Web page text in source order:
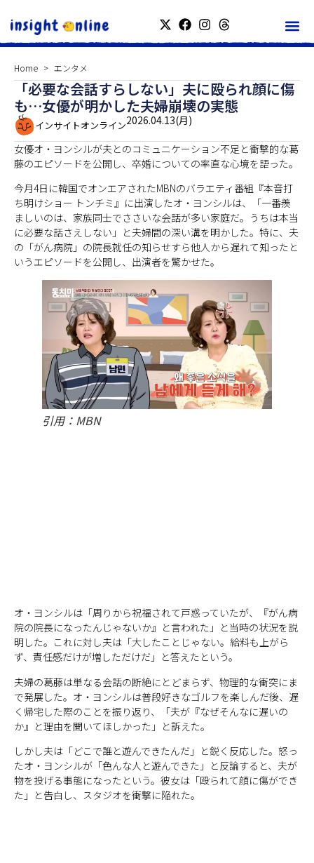
Home エンタメ
「必要な会話すらしない」夫に殴られ顔に傷
も…女優が明かした夫婦崩壊の実態
インサイトオンライン2026.04.13(月)
女優オ・ヨンシルが夫とのコミュニケーション不足と衝撃的な葛
藤のエピソードを公開し、卒婚についての率直な心境を語った。
今月4日に韓国でオンエアされたMBNのバラエティ番組『本音打
ち明けショー トンチミ』に出演したオ・ヨンシルは、「一番羨
ましいのは、家族同士でささいな会話が多い家庭だ。うちは本当
に必要な話さえしない」と夫婦間の深い溝を明かした。特に、夫
の「がん病院」の院長就任の知らせすら他人から遅れて知ったと
いうエピソードを公開し、出演者を驚かせた。
引用：MBN
オ・ヨンシルは「周りから祝福されて戸惑っていたが、『がん病
院の院長になったんじゃないか』と言われた」と当時の状況を説
明した。これに対し夫は「大したことじゃない。給料も上がら
ず、責任感だけが増しただけだ」と答えたという。
夫婦の葛藤は単なる会話の断絶にとどまらず、物理的な衝突にま
で発展した。オ・ヨンシルは普段好きなゴルフを楽しんだ後、遅
く帰宅した際のことを振り返り、「夫が『なぜそんなに遅いの
か』と理由を聞いてほしかった」と訴えた。
しかし夫は「どこで誰と遊んできたんだ」と鋭く反応した。怒っ
たオ・ヨンシルが「色んな人と遊んできた」と反論すると、夫が
物を投げる事態になったという。彼女は「殴られて顔に傷ができ
た」と告白し、スタジオを衝撃に陥れた。